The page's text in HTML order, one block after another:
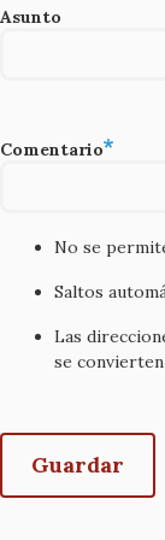
Asunto
Comentario
No se
Saltos
Las
se